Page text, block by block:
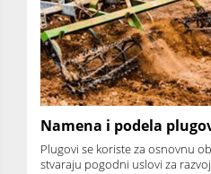
Namena i podela
Plugovi se koriste za osnovnu
stvaraju pogodni uslovi za